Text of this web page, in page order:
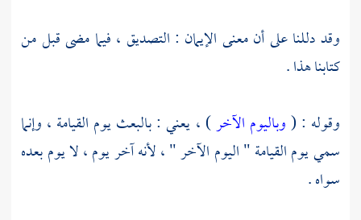
وقد دللنا على أن معنى الإيمان : التصديق ، فيما مضى قبل من
كتابنا هذا .
وقوله : (وباليوم الآخر) ، يعني : بالبعث يوم القيامة ، وإنما
سمي يوم القيامة " اليوم الآخر " ، لأنه آخر يوم ، لا يوم بعده
سواه .